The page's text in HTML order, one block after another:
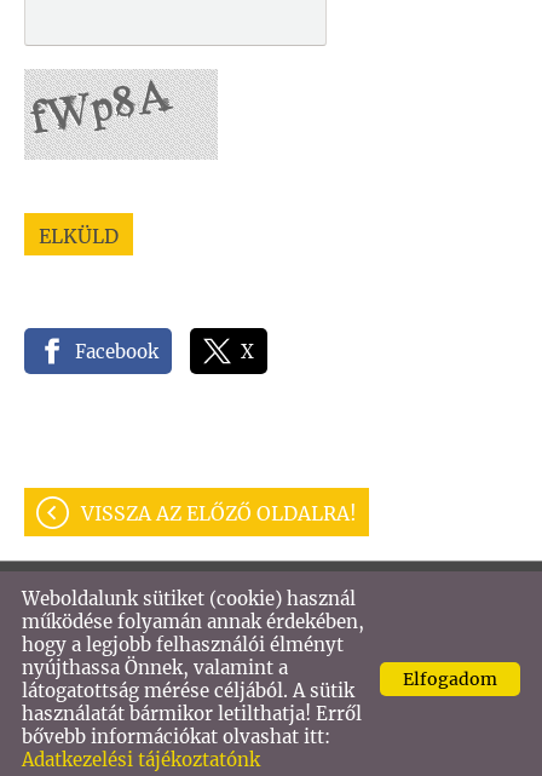
Facebook X
VISSZA AZ ELŐZŐ OLDALRA!
© 2026 - VASTECH KFT
Oldal információklAdatkezelési tájékoztatól
Impresszum
Elfogadom
Weboldalunk sütiket (cookie) használ
működése folyamán annak érdekében,
hogy a legjobb felhasználói élményt
nyújthassa Önnek, valamint a
látogatottság mérése céljából. A sütik
használatát bármikor letilthatja! Erről
bővebb információkat olvashat itt:
Adatkezelési tájékoztatónk